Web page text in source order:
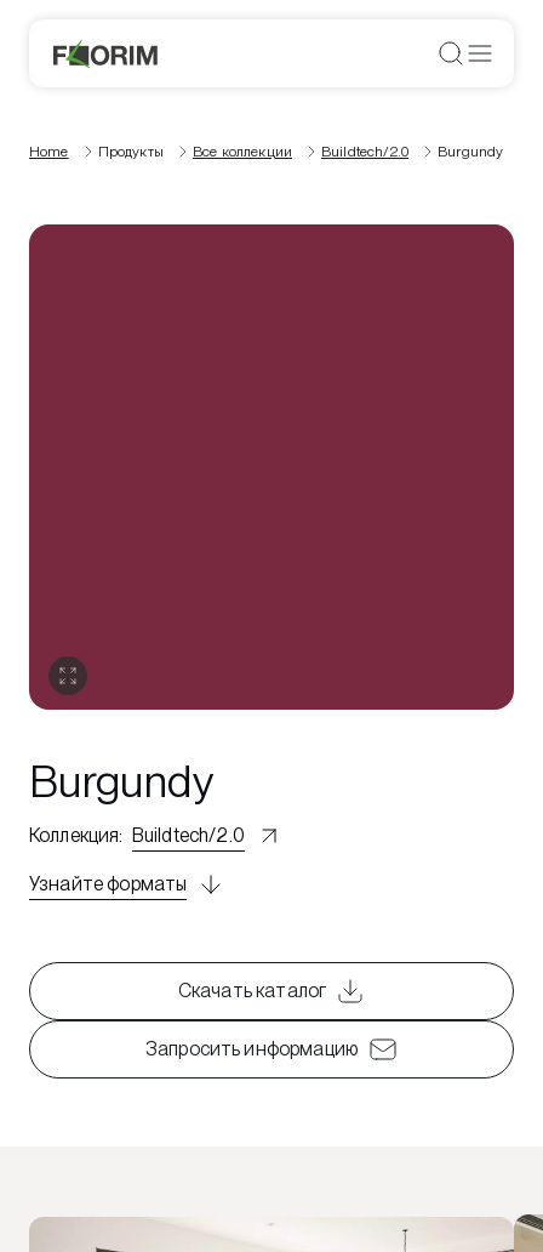
Home Продукты Все коллекции Buildtech/2.0 Burgundy
Burgundy
Коллекция: Buildtech/2.0
Узнайте форматы
Скачать каталог
Запросить информацию